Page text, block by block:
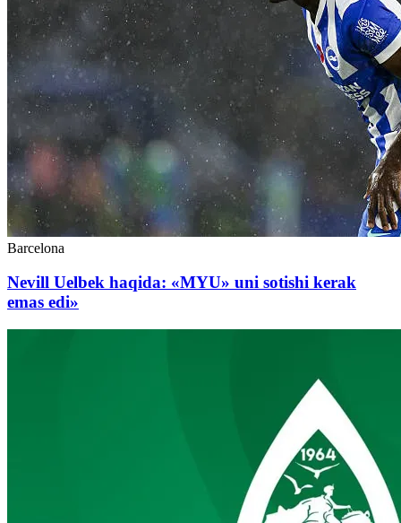
Barcelona
Nevill Uelbek haqida: «MYU» uni sotishi kerak
emas edi»